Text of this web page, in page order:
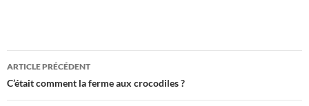
Navigation
des
ARTICLE PRÉCÉDENT
C’était comment la ferme aux crocodiles ?